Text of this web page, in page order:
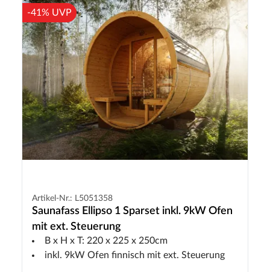
-41% UVP
Artikel-Nr.: L5051358
Saunafass Ellipso 1 Sparset inkl. 9kW Ofen
mit ext. Steuerung
B x H x T: 220 x 225 x 250cm
inkl. 9kW Ofen finnisch mit ext. Steuerung